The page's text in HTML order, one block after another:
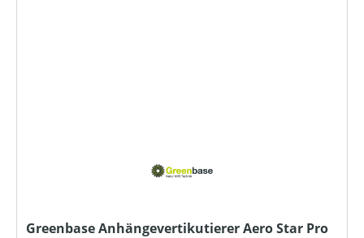
Greenbase Anhängevertikutierer Aero Star Pro